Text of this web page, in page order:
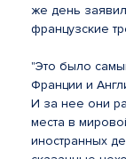
же день
французские
"Это было
Франции и
И за нее они
места в
иностранных